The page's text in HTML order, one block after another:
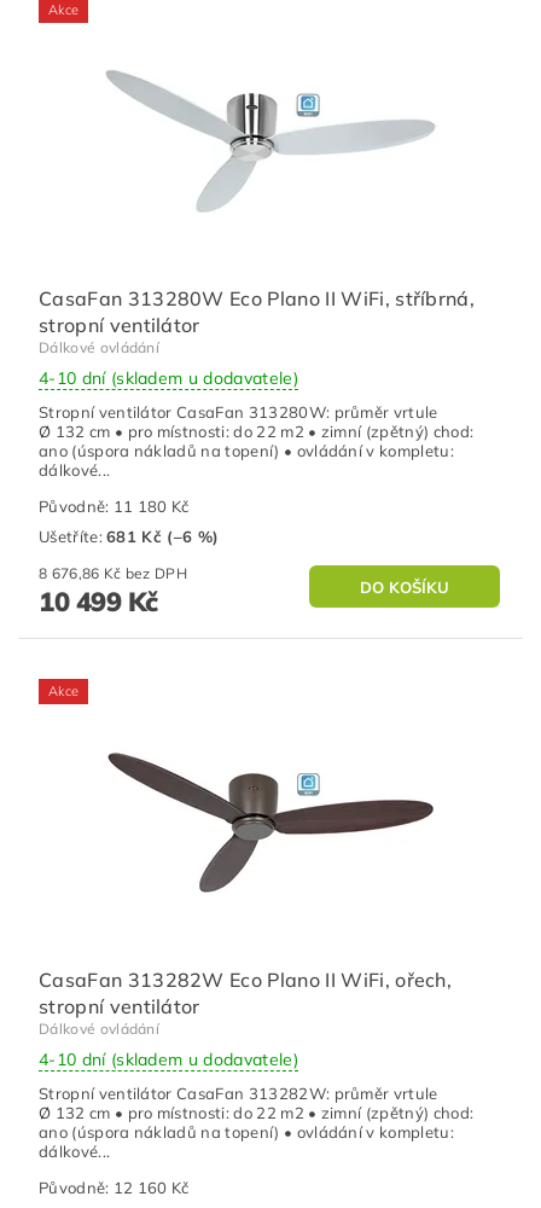
Akce
CasaFan 313280W Eco Plano II WiFi, stříbrná,
stropní ventilátor
Dálkové ovládání
4-10 dní (skladem u dodavatele)
Stropní ventilátor CasaFan 313280W: průměr vrtule
Ø 132 cm • pro místnosti: do 22 m2 • zimní (zpětný) chod:
ano (úspora nákladů na topení) • ovládání v kompletu:
dálkové...
Původně: 11 180 Kč
Ušetříte:681 Kč (–6 %)
8 676,86 Kč bez DPH
10 499 Kč
Akce
CasaFan 313282W Eco Plano II WiFi, ořech,
stropní ventilátor
Dálkové ovládání
4-10 dní (skladem u dodavatele)
Stropní ventilátor CasaFan 313282W: průměr vrtule
Ø 132 cm • pro místnosti: do 22 m2 • zimní (zpětný) chod:
ano (úspora nákladů na topení) • ovládání v kompletu:
dálkové...
Původně: 12 160 Kč